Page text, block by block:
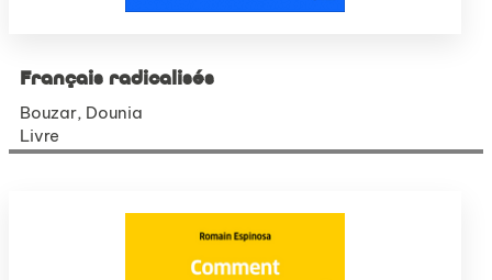
Français radicalisés
Bouzar, Dounia
Livre